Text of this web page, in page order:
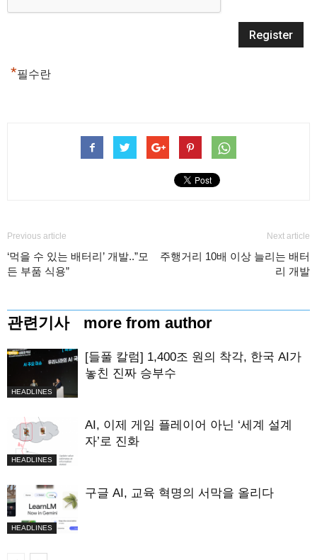
*필수란
Previous article
‘먹을 수 있는 배터리’ 개발..”모
든 부품 식용”
Next article
주행거리 10배 이상 늘리는 배터
리 개발
관련기사 more from author
HEADLINES
[들풀 칼럼] 1,400조 원의 착각, 한국 AI가
놓친 진짜 승부수
HEADLINES
AI, 이제 게임 플레이어 아닌 ‘세계 설계
자’로 진화
HEADLINES
구글 AI, 교육 혁명의 서막을 올리다